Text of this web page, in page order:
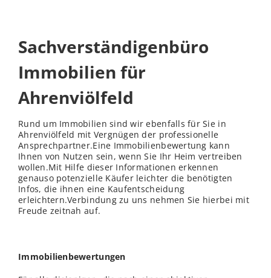
Sachverständigenbüro
Immobilien für
Ahrenviölfeld
Rund um Immobilien sind wir ebenfalls für Sie in
Ahrenviölfeld mit Vergnügen der professionelle
Ansprechpartner.Eine Immobilienbewertung kann
Ihnen von Nutzen sein, wenn Sie Ihr Heim vertreiben
wollen.Mit Hilfe dieser Informationen erkennen
genauso potenzielle Käufer leichter die benötigten
Infos, die ihnen eine Kaufentscheidung
erleichtern.Verbindung zu uns nehmen Sie hierbei mit
Freude zeitnah auf.
Immobilienbewertungen